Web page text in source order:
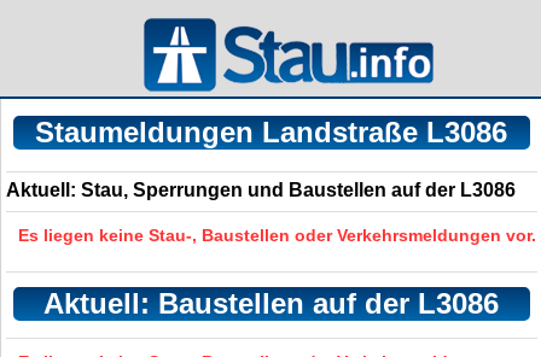
Staumeldungen Landstraße L3086
Aktuell: Stau, Sperrungen und Baustellen auf der L3086
Es liegen keine Stau-, Baustellen oder Verkehrsmeldungen vor.
Aktuell: Baustellen auf der L3086